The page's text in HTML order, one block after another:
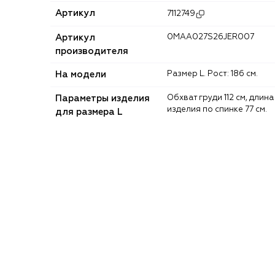
Артикул 7112749
Артикул
производителя
0MAA027S26JER007
На модели Размер L. Рост: 186 см.
Параметры изделия
для размера L
Обхват груди 112 см, длина
изделия по спинке 77 см.